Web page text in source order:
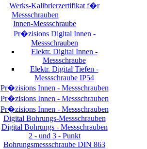
Werks-Kalibrierzertifikat f�r
Messschrauben
Innen-Messschraube
Pr�zisions Digital Innen -
Messschrauben
Elektr. Digital Innen -
Messschraube
Elektr. Digital Tiefen -
Messschraube IP54
Pr�zisions Innen - Messschrauben
Pr�zisions Innen - Messschrauben
Pr�zisions Innen - Messschrauben
Digital Bohrungs-Messschrauben
Digital Bohrungs - Messschrauben
2 - und 3 - Punkt
Bohrungsmessschraube DIN 863